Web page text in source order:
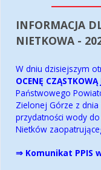
INFORMACJA
NIETKOWA -
W dniu dzisiejszym
OCENĘ
Państwowego
Zielonej Górze z
przydatności wody
Nietków
⇒ Komunikat PPIS